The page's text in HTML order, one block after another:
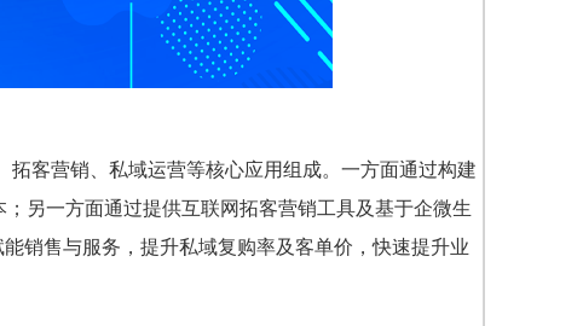
拓客营销、私域运营等核心应用组成。一方面通过构建
另一方面通过提供互联网拓客营销工具及基于企微生
销售与服务，提升私域复购率及客单价，快速提升业